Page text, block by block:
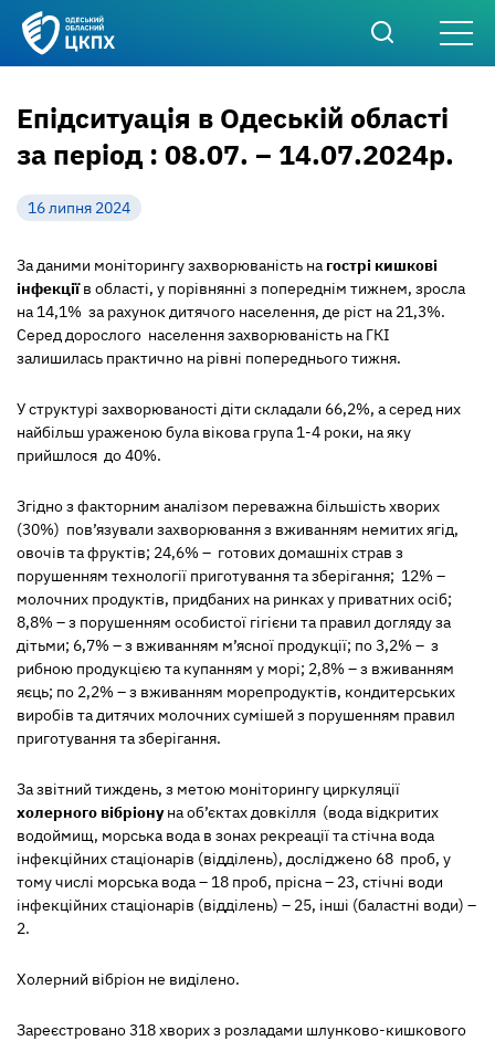
Епідситуація в Одеській області
за період : 08.07. – 14.07.2024р.
16 липня 2024
За даними моніторингу захворюваність на гострі кишкові
інфекції в області, у порівнянні з попереднім тижнем, зросла
на 14,1% за рахунок дитячого населення, де ріст на 21,3%.
Серед дорослого населення захворюваність на ГКІ
залишилась практично на рівні попереднього тижня.
У структурі захворюваності діти складали 66,2%, а серед них
найбільш ураженою була вікова група 1-4 роки, на яку
прийшлося до 40%.
Згідно з факторним аналізом переважна більшість хворих
(30%) пов’язували захворювання з вживанням немитих ягід,
овочів та фруктів; 24,6% – готових домашніх страв з
порушенням технології приготування та зберігання; 12% –
молочних продуктів, придбаних на ринках у приватних осіб;
8,8% – з порушенням особистої гігієни та правил догляду за
дітьми; 6,7% – з вживанням м’ясної продукції; по 3,2% – з
рибною продукцією та купанням у морі; 2,8% – з вживанням
яєць; по 2,2% – з вживанням морепродуктів, кондитерських
виробів та дитячих молочних сумішей з порушенням правил
приготування та зберігання.
За звітний тиждень, з метою моніторингу циркуляції
холерного вібріонуна об’єктах довкілля (вода відкритих
водоймищ, морська вода в зонах рекреації та стічна вода
інфекційних стаціонарів (відділень), досліджено 68 проб, у
тому числі морська вода – 18 проб, прісна – 23, стічні води
інфекційних стаціонарів (відділень) – 25, інші (баластні води) –
2.
Холерний вібріон не виділено.
Зареєстровано 318 хворих з розладами шлунково-кишкового